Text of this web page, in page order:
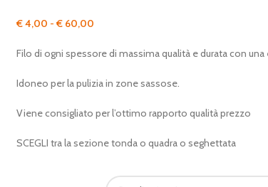
€4,00 - € 60,00
prezzo:
€ 4,00
€ 60,00
Filo di ogni spessore di massima qualità e durata con
Idoneo per la pulizia in zone sassose.
Viene consigliato per l’ottimo rapporto qualità prezzo
SCEGLI tra la sezione tonda o quadra o seghettata